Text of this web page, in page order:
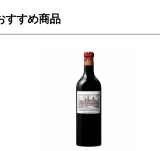
すすめ商品